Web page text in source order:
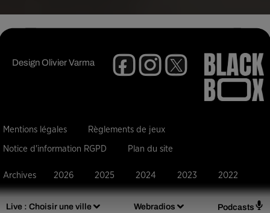
Live : Choisir une ville Webradios Podcasts
DesignOlivier Varma
Mentions légales Règlements de jeux
Notice d'information RGPD Plan du site
Archives 2026 2025 2024 2023 2022